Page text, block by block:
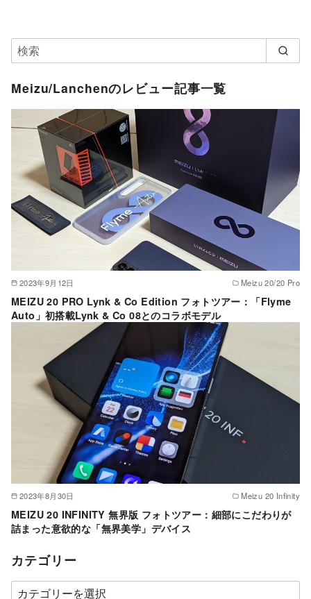
Meizu/Lanchenのレビュー記事一覧
2023年9月12日 Meizu 20/20 Pro
MEIZU 20 PRO Lynk & Co Edition フォトツアー：「Flyme
Auto」初搭載Lynk & Co 08とのコラボモデル
2023年8月30日 Meizu 20 Infinity
MEIZU 20 INFINITY 無界版 フォトツアー：細部にこだわりが
詰まった意欲的な「無界美学」デバイス
カテゴリー
カ